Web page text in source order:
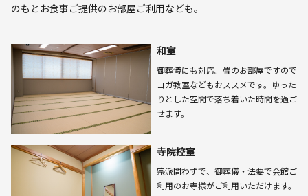
のもとお食事ご提供のお部屋ご利用なども。
和室
御葬儀にも対応。畳のお部屋ですので
ヨガ教室などもおススメです。ゆった
りとした空間で落ち着いた時間を過ご
せます。
寺院控室
宗派問わずで、御葬儀・法要で会館ご
利用のお寺様がご利用いただけます。